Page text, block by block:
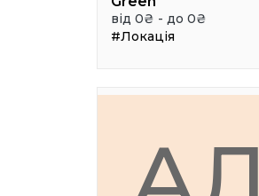
від 0₴ - до 0₴
#Локація